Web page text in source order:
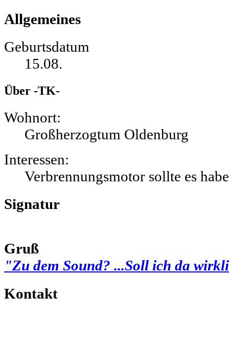
Allgemeines
Geburtsdatum
15.08.
Über -TK-
Wohnort:
Großherzogtum Oldenburg
Interessen:
Verbrennungsmotor sollte es
Signatur
Gruß
"Zu dem Sound? ...Soll ich da
Kontakt